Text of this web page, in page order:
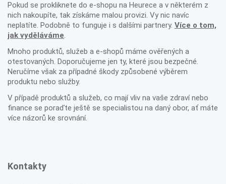
Pokud se prokliknete do e-shopu na Heurece a v některém z
nich nakoupíte, tak získáme malou provizi. Vy nic navíc
neplatíte. Podobně to funguje i s dalšími partnery. Více o tom,
jak vyděláváme.
Mnoho produktů, služeb a e-shopů máme ověřených a
otestovaných. Doporučujeme jen ty, které jsou bezpečné.
Neručíme však za případné škody způsobené výběrem
produktu nebo služby.
V případě produktů a služeb, co mají vliv na vaše zdraví nebo
finance se poraďte ještě se specialistou na daný obor, ať máte
více názorů ke srovnání.
Kontakty